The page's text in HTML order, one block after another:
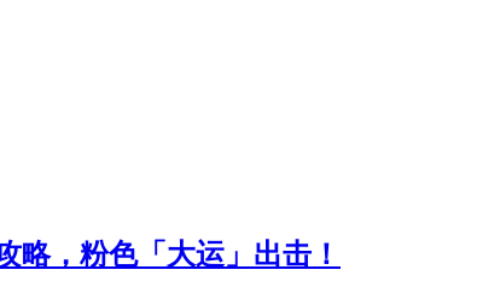
略，粉色「大运」出击！